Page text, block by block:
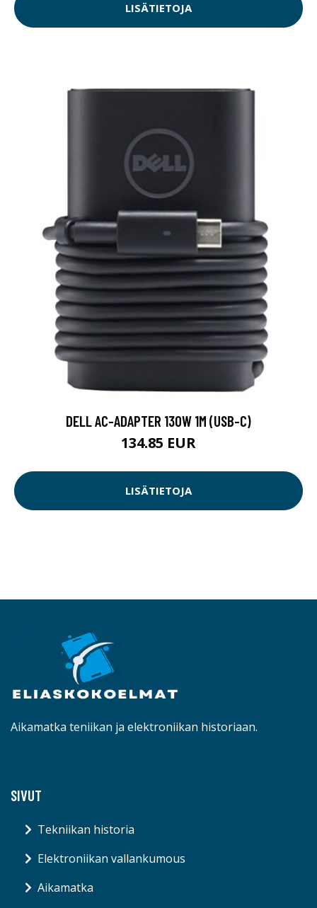
LISÄTIETOJA
DELL AC-ADAPTER 130W 1M (USB-C)
134.85 EUR
LISÄTIETOJA
Aikamatka teniikan ja elektroniikan historiaan.
SIVUT
Tekniikan historia
Elektroniikan vallankumous
Aikamatka